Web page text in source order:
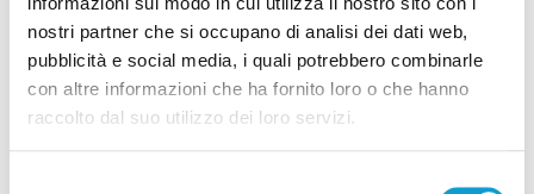
nostri partner che si occupano di analisi dei dati web,
pubblicità e social media, i quali potrebbero combinarle
con altre informazioni che ha fornito loro o che hanno
raccolto dal suo utilizzo dei loro servizi.